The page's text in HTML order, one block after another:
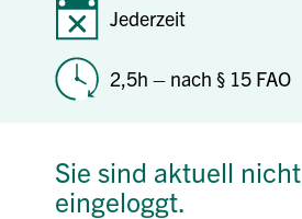
Jederzeit
2,5h – nach § 15 FAO
Sie sind aktuell nicht
eingeloggt.